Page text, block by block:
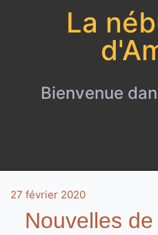
La
Bienvenue
27 février 2020
Nouvelles